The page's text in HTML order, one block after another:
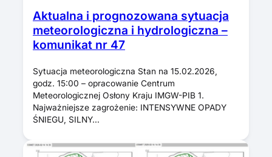
Aktualna i prognozowana sytuacja
meteorologiczna i hydrologiczna –
komunikat nr 47
Sytuacja meteorologiczna Stan na 15.02.2026,
godz. 15:00 – opracowanie Centrum
Meteorologicznej Osłony Kraju IMGW-PIB 1.
Najważniejsze zagrożenie: INTENSYWNE OPADY
ŚNIEGU, SILNY…